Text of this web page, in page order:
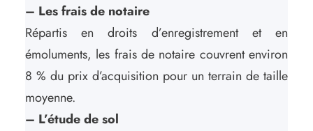
– Les frais de notaire
Répartis en droits d’enregistrement et en
émoluments, les frais de notaire couvrent environ
8 % du prix d’acquisition pour un terrain de taille
moyenne.
– L’étude de sol